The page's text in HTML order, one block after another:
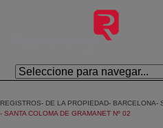
Skip to Main Content
REGISTROS DE LA PROPIEDAD BARCELONA
SANTA COLOMA DE GRAMANET Nº 02